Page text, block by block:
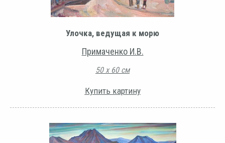
Улочка, ведущая к морю
Примаченко И.В.
50 х 60 см
Купить картину